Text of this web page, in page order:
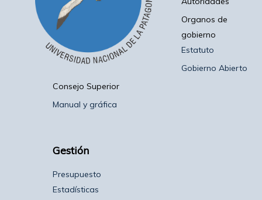
Organos de
gobierno
Estatuto
Gobierno Abierto
Consejo Superior
Manual y gráfica
Gestión
Presupuesto
Estadísticas